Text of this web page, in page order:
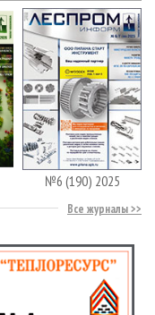
№6 (190) 2025
Все журналы